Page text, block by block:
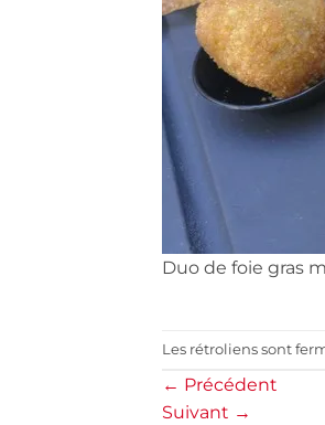
Duo de foie gras
Les rétroliens sont
← Précédent
Suivant →